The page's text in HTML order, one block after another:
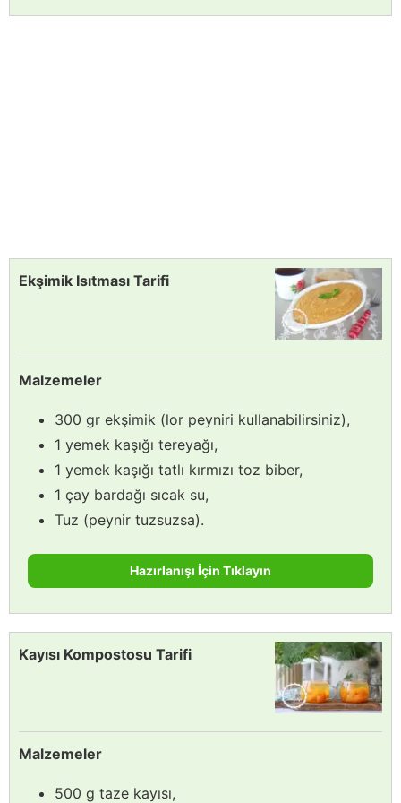
Ekşimik Isıtması Tarifi
Malzemeler
300 gr ekşimik (lor peyniri kullanabilirsiniz),
1 yemek kaşığı tereyağı,
1 yemek kaşığı tatlı kırmızı toz biber,
1 çay bardağı sıcak su,
Tuz (peynir tuzsuzsa).
Hazırlanışı İçin Tıklayın
Kayısı Kompostosu Tarifi
Malzemeler
500 g taze kayısı,